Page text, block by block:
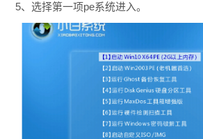
5、选择第一项pe系统进入。